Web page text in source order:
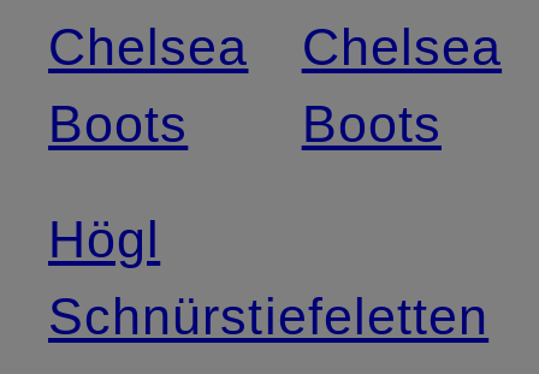
Chelsea
Boots
Högl
Schnürstiefeletten
Chelsea
Boots